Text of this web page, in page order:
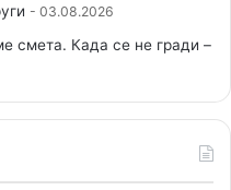
03.08.2026
смета. Када се не гради –